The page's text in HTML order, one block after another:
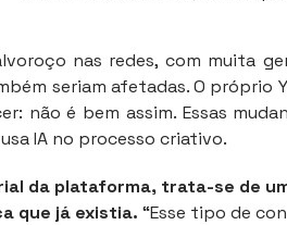
nas redes, com muita
seriam afetadas. O próprio
não é bem assim. Essas
IA no processo criativo.
da plataforma, trata-se de
que já existia. “Esse tipo de